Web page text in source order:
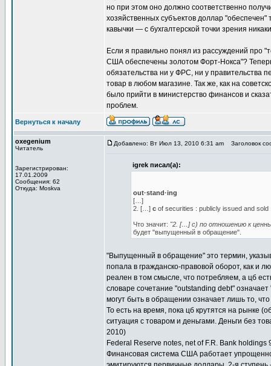
но при этом оно должно соответственно
хозяйственных субъектов доллар "обеспечен"
кавычки — с бухгалтерской точки зрения
Если я правильно понял из рассуждений про
США обеспечены золотом Форт-Нокса"? Теперь
обязательства ни у ФРС, ни у правительства
товар в любом магазине. Так же, как на
было прийти в министерство финансов и
проблем.
Вернуться к началу
oxegenium
Читатель
Зарегистрирован:
17.01.2009
Сообщения: 62
Откуда: Moskva
Добавлено: Вт Июл 13, 2010 6:31 am Заголовок
igrek писал(а):
out·stand·ing
[…]
2. […] c of securities : publicly issued and sold
Что значит: "2. […] c) по отношению к
будет "выпущенный в обращение".
"Выпущенный в обращение" это термин,
попала в гражданско-правовой оборот, как и
реален в том смысле, что потребляем, а цб
словаре сочетание "outstanding debt"
могут быть в обращении означает лишь то,
То есть на время, пока цб крутятся на рынке
ситуация с товаром и деньгами. Деньги без
2010)
Federal Reserve notes, net of F.R. Bank holdings
Финансовая система США работает